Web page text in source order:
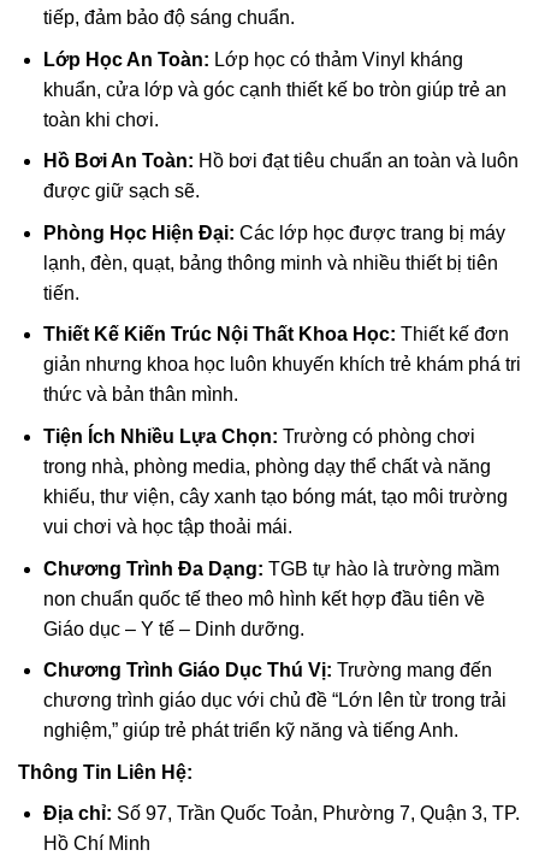
tiếp, đảm bảo độ sáng chuẩn.
Lớp Học An Toàn: Lớp học có thảm Vinyl kháng
khuẩn, cửa lớp và góc cạnh thiết kế bo tròn giúp trẻ an
toàn khi chơi.
Hồ Bơi An Toàn: Hồ bơi đạt tiêu chuẩn an toàn và luôn
được giữ sạch sẽ.
Phòng Học Hiện Đại: Các lớp học được trang bị máy
lạnh, đèn, quạt, bảng thông minh và nhiều thiết bị tiên
tiến.
Thiết Kế Kiến Trúc Nội Thất Khoa Học: Thiết kế đơn
giản nhưng khoa học luôn khuyến khích trẻ khám phá tri
thức và bản thân mình.
Tiện Ích Nhiều Lựa Chọn: Trường có phòng chơi
trong nhà, phòng media, phòng dạy thể chất và năng
khiếu, thư viện, cây xanh tạo bóng mát, tạo môi trường
vui chơi và học tập thoải mái.
Chương Trình Đa Dạng: TGB tự hào là trường mầm
non chuẩn quốc tế theo mô hình kết hợp đầu tiên về
Giáo dục – Y tế – Dinh dưỡng.
Chương Trình Giáo Dục Thú Vị: Trường mang đến
chương trình giáo dục với chủ đề “Lớn lên từ trong trải
nghiệm,” giúp trẻ phát triển kỹ năng và tiếng Anh.
Thông Tin Liên Hệ:
Địa chỉ: Số 97, Trần Quốc Toản, Phường 7, Quận 3, TP.
Hồ Chí Minh